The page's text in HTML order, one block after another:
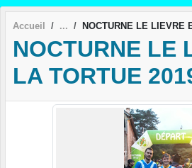
Accueil NOCTURNE LE LIEVRE
NOCTURNE LE
LA TORTUE